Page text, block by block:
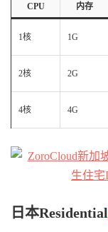
CPU 内存
1核 1G
2核 2G
4核 4G
日本Residential